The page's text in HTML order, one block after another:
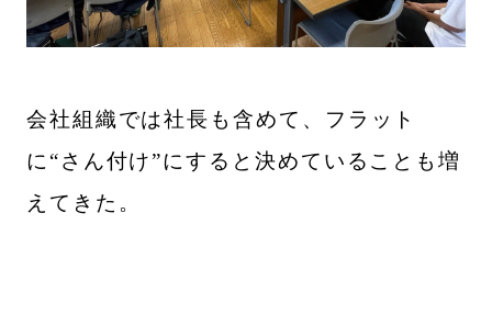
会社組織では社長も含めて、フラット
に“さん付け”にすると決めていることも増
えてきた。